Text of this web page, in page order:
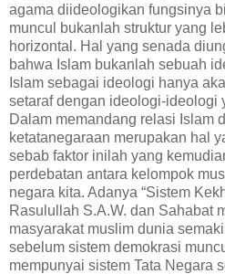
agama diideologikan fungsinya
muncul bukanlah struktur yang
horizontal. Hal yang senada
bahwa Islam bukanlah sebuah
Islam sebagai ideologi hanya
setaraf dengan ideologi-ideologi
Dalam memandang relasi Islam
ketatanegaraan merupakan hal
sebab faktor inilah yang
perdebatan antara kelompok
negara kita. Adanya “Sistem
Rasulullah S.A.W. dan Sahabat
masyarakat muslim dunia
sebelum sistem demokrasi
mempunyai sistem Tata Negara